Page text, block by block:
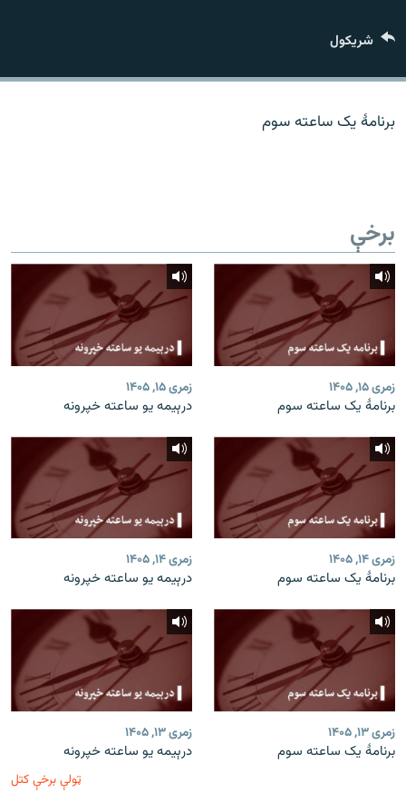
د ازادې اروپا/ ازادي راډيو ټولې پاڼې
شريکول
برنامۀ یک ساعته سوم
برخې
زمری ۱۵, ۱۴۰۵
برنامۀ یک ساعته سوم
زمری ۱۵, ۱۴۰۵
درېیمه یو ساعته خپرونه
زمری ۱۴, ۱۴۰۵
برنامۀ یک ساعته سوم
زمری ۱۴, ۱۴۰۵
درېیمه یو ساعته خپرونه
زمری ۱۳, ۱۴۰۵
برنامۀ یک ساعته سوم
زمری ۱۳, ۱۴۰۵
درېیمه یو ساعته خپرونه
ټولې برخې کتل